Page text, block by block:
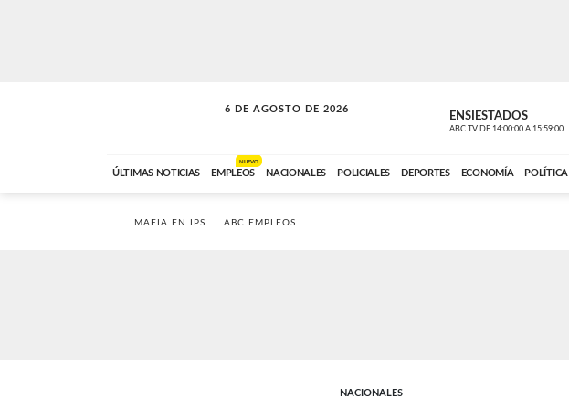
6 DE AGOSTO DE 2026
A DE LA TARDE ENSIESTADOS
ABC TV DE 14:00:00 A 15:59:00
ÚLTIMAS NOTICIAS EMPLEOS
NUEVO
NACIONALES POLICIALES DEPORTES ECONOMÍA POLÍTICA
MAFIA EN IPS ABC EMPLEOS
NACIONALES